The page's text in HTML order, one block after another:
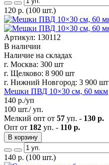
120 р. (100 шт.)
Артикул: 130112
В наличии
Наличие на складах
г. Москва: 300 шт
г. Щелково: 8 900 шт
г. Нижний Новгород: 3 900 шт
Мешки ПВД 10×30 см, 60 мкм
140 р./уп
100 шт./ уп.
Мелкий опт от 57 уп. - 130 р.
Опт от 182 уп. - 110 р.
В корзину
140 р. (100 шт.)